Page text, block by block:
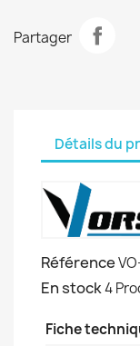
Partager
Détails du
Référence
En stock4
Fiche